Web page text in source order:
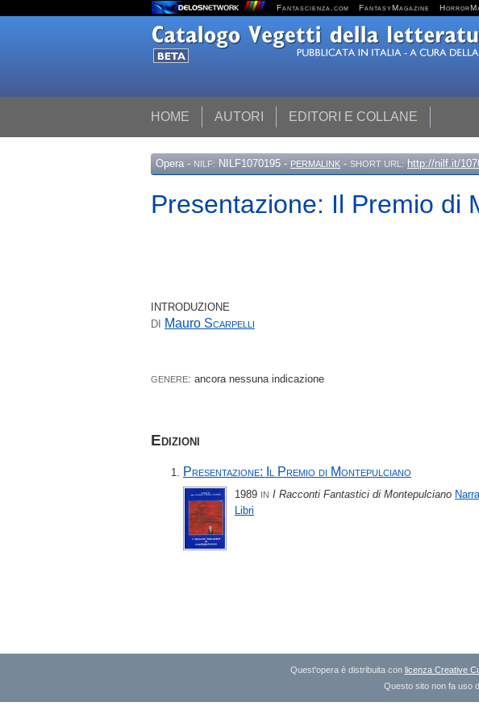
Fantascienza.com FantasyMagazine
HOME AUTORI EDITORI E COLLANE
Opera - NILF: NILF1070195 - PERMALINK - SHORT URL: http://nilf.it/
Presentazione: Il Premio di
INTRODUZIONE
DI
Mauro Scarpelli
GENERE: ancora nessuna indicazione
Edizioni
Presentazione: Il Premio di Montepulciano
1989 IN I Racconti Fantastici di Montepulciano
Libri
Quest'opera è distribuita con licenza Creative
Questo sito non fa uso